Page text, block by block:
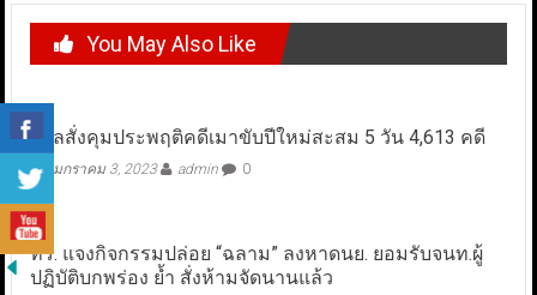
You May Also Like
ศาลสั่งคุมประพฤติคดีเมาขับปีใหม่สะสม 5 วัน 4,613 คดี
มกราคม 3, 2023 admin 0
ทร. แจงกิจกรรมปล่อย “ฉลาม” ลงหาดนย. ยอมรับจนท.ผู้
ปฏิบัติบกพร่อง ย้ำ สั่งห้ามจัดนานแล้ว